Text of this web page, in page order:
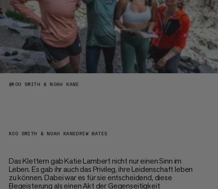
@ROO SMITH & NOAH KANE
ROO SMITH & NOAH KANEDREW BATES
Das Klettern gab Katie Lambert nicht nur einen Sinn im
Leben. Es gab ihr auch das Privileg, ihre Leidenschaft leben
zu können. Dabei war es für sie entscheidend, diese
Begeisterung als einen Akt der Gegenseitigkeit